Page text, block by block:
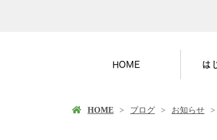
HOME は
HOME ブログ お知らせ